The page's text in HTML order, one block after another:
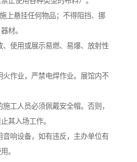
上悬挂任何物品；不得阻挡、挪
材。
、使用或展示易燃、易爆、放射性
火作业，严禁电焊作业。展馆内不
工人员必须佩戴安全帽。否则，
其入场工作。
音响设备，如有违反，主办单位有
。